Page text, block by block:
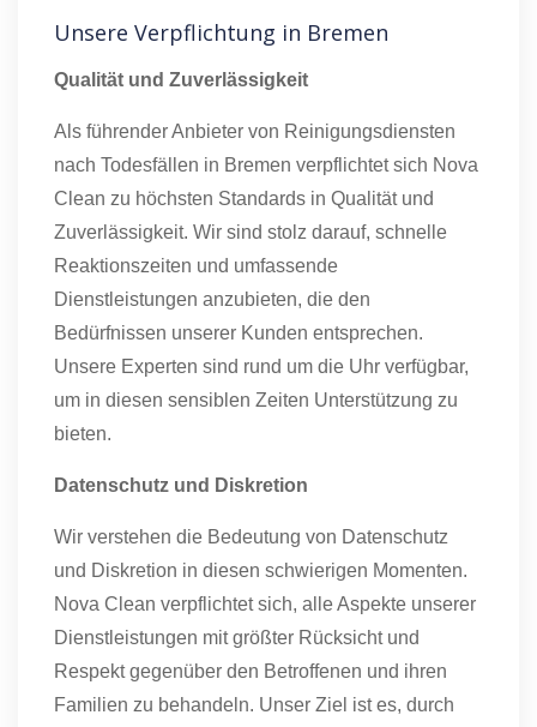
Unsere Verpflichtung in Bremen
Qualität und Zuverlässigkeit
Als führender Anbieter von Reinigungsdiensten
nach Todesfällen in Bremen verpflichtet sich Nova
Clean zu höchsten Standards in Qualität und
Zuverlässigkeit. Wir sind stolz darauf, schnelle
Reaktionszeiten und umfassende
Dienstleistungen anzubieten, die den
Bedürfnissen unserer Kunden entsprechen.
Unsere Experten sind rund um die Uhr verfügbar,
um in diesen sensiblen Zeiten Unterstützung zu
bieten.
Datenschutz und Diskretion
Wir verstehen die Bedeutung von Datenschutz
und Diskretion in diesen schwierigen Momenten.
Nova Clean verpflichtet sich, alle Aspekte unserer
Dienstleistungen mit größter Rücksicht und
Respekt gegenüber den Betroffenen und ihren
Familien zu behandeln. Unser Ziel ist es, durch